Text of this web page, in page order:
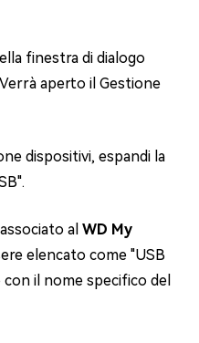
finestra di dialogo
aperto il Gestione
dispositivi, espandi la
al WD My
elencato come "USB
il nome specifico del